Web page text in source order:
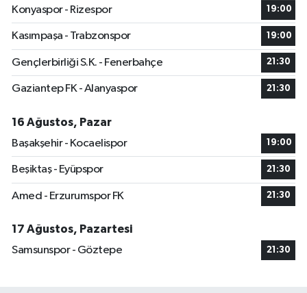
Konyaspor - Rizespor
19:00
Kasımpaşa - Trabzonspor 19:00
Gençlerbirliği S.K. - Fenerbahçe 21:30
Gaziantep FK - Alanyaspor 21:30
16 Ağustos, Pazar
Başakşehir - Kocaelispor
19:00
Beşiktaş - Eyüpspor 21:30
Amed - Erzurumspor FK 21:30
17 Ağustos, Pazartesi
Samsunspor - Göztepe
21:30